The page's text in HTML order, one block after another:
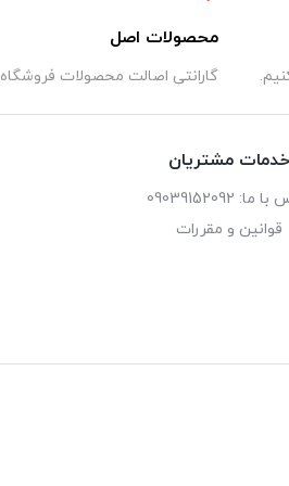
محصولات اصل
گارانتی اصالت محصولات فروشگاه
خدمات مشتریان
09039152092
قوانین و مقررات